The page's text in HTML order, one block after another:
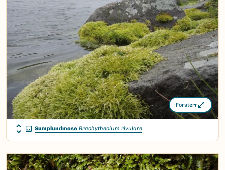
Forstørr
Sumplundmose Brachythecium rivulare